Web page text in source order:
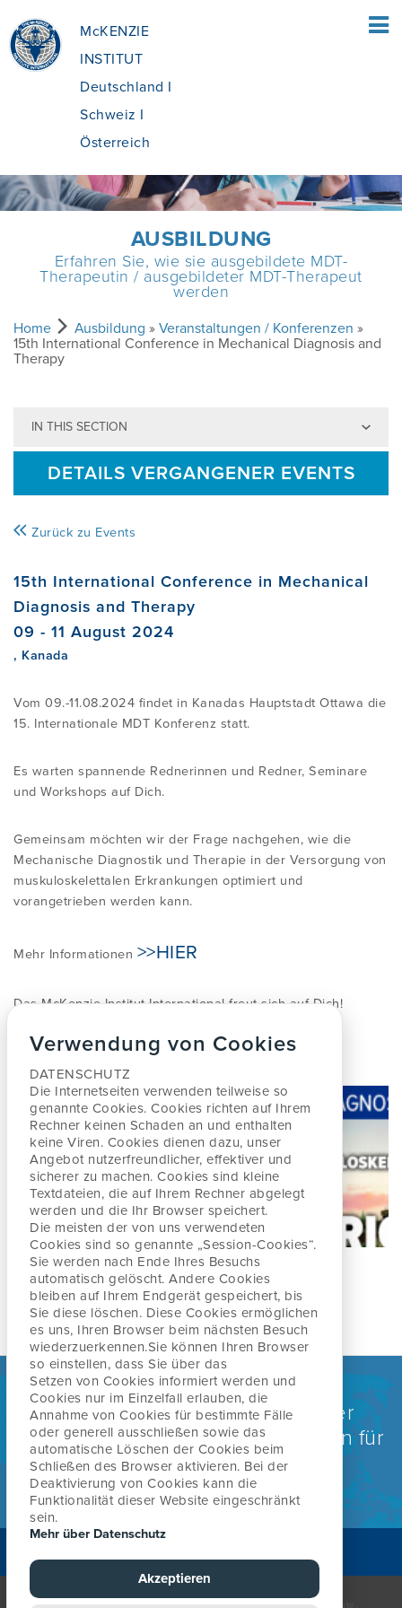
McKENZIE
INSTITUT
Deutschland I
Schweiz I
Österreich
HOME
FÜR PATIENTEN
ÜBERSICHT
WORUM GEHT ES?
GEEIGNET?
SELBSTBEHANDLUNG
THERAPEUTENSUCHE
ERFAHRUNGSBERICHTE
INFORMATIONEN ALS DOWNLOAD
CERTIFIED MCKENZIE CLINIC ©
FÜR FACHLEUTE
DIE MCKENZIE METHODE
DIE VORTEILE VON MDT
MITGLIEDSCHAFT
MCKENZIE FACHLEUTE BERICHTEN
BEFUNDFORMULARE
INFOS ALS DOWNLOAD FÜR ÄRZTE
ARBEITSMARKT
ARBEITSGRUPPEN
MDT ATHLETES WORLDWIDE
ÜBERSICHT
KURSÜBERSICHT
WEBINARE FÜR PHYSIO -
LEHREINRICHTUNGEN
CREDENTIALLING EXAMEN
QUALITÄTSSICHERUNGSPROGRAMM
INTERNATIONAL DIPLOMA IN MDT
VERANSTALTUNGEN / KONFERENZEN
ONLINE KOMPONENTEN A, B, C UND D
ÜBER UNS
DEUTSCHLAND I SCHWEIZ I
IMPRESSUM
INTERNATIONAL
ÜBER ROBIN MCKENZIE
DIE GESCHICHTE DER MCKENZIE
MCKENZIE MINI-SHOP
MITGLIEDERBEREICH
KONTAKT
Login
AUSBILDUNG
Erfahren Sie, wie sie ausgebildete MDT-
Therapeutin / ausgebildeter MDT-Therapeut
werden
Home Ausbildung » Veranstaltungen / Konferenzen »
15th International Conference in Mechanical Diagnosis and
Therapy
IN THIS SECTION
DETAILS VERGANGENER EVENTS
Zurück zu Events
15th International Conference in Mechanical
Diagnosis and Therapy
09 - 11 August 2024
, Kanada
Vom 09.-11.08.2024 findet in Kanadas Hauptstadt Ottawa die
15. Internationale MDT Konferenz statt.
Es warten spannende Rednerinnen und Redner, Seminare
und Workshops auf Dich.
Gemeinsam möchten wir der Frage nachgehen, wie die
Mechanische Diagnostik und Therapie in der Versorgung von
muskuloskelettalen Erkrankungen optimiert und
vorangetrieben werden kann.
Mehr Informationen >>HIER
Das McKenzie Institut International freut sich auf Dich!
Event Photo Gallery
FOTOS ANKLICKEN
Weltweit anerkannt als eine der
führenden Behandlungsmethoden für
Rücken-, Nacken- und
Gelenkbeschwerden
Verwendung von Cookies
DATENSCHUTZ
Die Internetseiten verwenden teilweise so
genannte Cookies. Cookies richten auf Ihrem
Rechner keinen Schaden an und enthalten
keine Viren. Cookies dienen dazu, unser
Angebot nutzerfreundlicher, effektiver und
sicherer zu machen. Cookies sind kleine
Textdateien, die auf Ihrem Rechner abgelegt
werden und die Ihr Browser speichert.
Die meisten der von uns verwendeten
Cookies sind so genannte „Session-Cookies“.
Sie werden nach Ende Ihres Besuchs
automatisch gelöscht. Andere Cookies
bleiben auf Ihrem Endgerät gespeichert, bis
Sie diese löschen. Diese Cookies ermöglichen
es uns, Ihren Browser beim nächsten Besuch
wiederzuerkennen.Sie können Ihren Browser
so einstellen, dass Sie über das
Setzen von Cookies informiert werden und
Cookies nur im Einzelfall erlauben, die
Annahme von Cookies für bestimmte Fälle
oder generell ausschließen sowie das
automatische Löschen der Cookies beim
Schließen des Browser aktivieren. Bei der
Deaktivierung von Cookies kann die
Funktionalität dieser Website eingeschränkt
sein.
Mehr über Datenschutz
Akzeptieren